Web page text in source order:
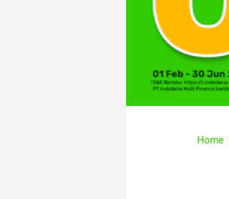
Home